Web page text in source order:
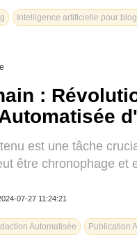
Intelligence artificielle pour
:
est une tâche
être chronophage et
07-27 11:24:21
Automatisée Publication